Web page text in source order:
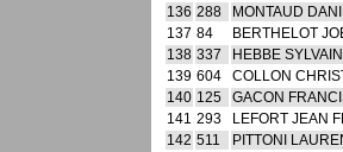
136 288
MONTAUD
137 84
BERTHELOT
138 337
HEBBE SYLVAIN
139 604
COLLON
140 125
GACON
141 293
LEFORT JEAN
142 511
PITTONI